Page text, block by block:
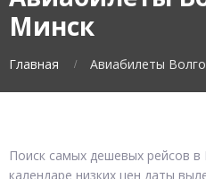
Минск
Главная Авиабилеты
Поиск самых дешевых рейсов
календаре низких цен даты